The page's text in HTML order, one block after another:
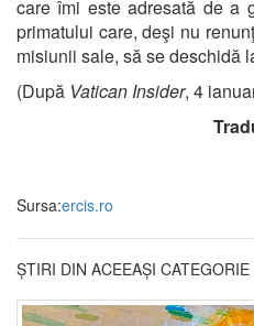
care îmi este adresată de a
primatului care, deşi nu
misiunii sale, să se deschidă
(După Vatican Insider, 4
Sursa:ercis.ro
ȘTIRI DIN ACEEAȘI CATEGORIE